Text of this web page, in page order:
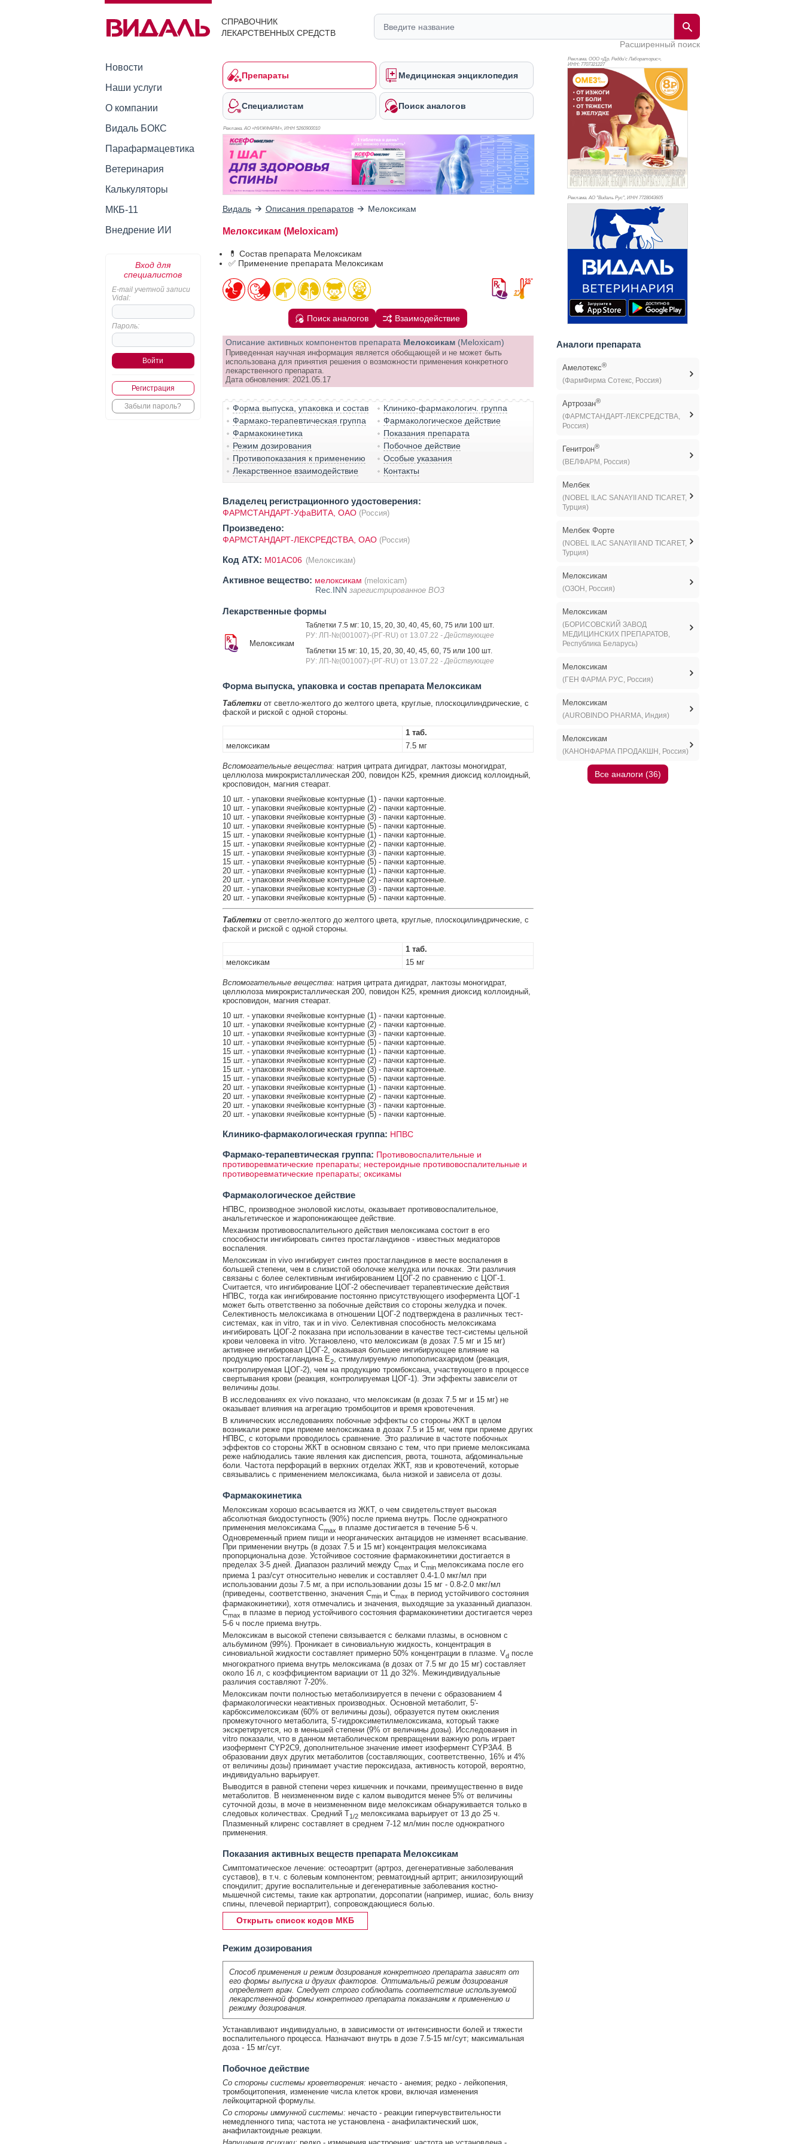
СПРАВОЧНИК
ЛЕКАРСТВЕННЫХ СРЕДСТВ
Расширенный поиск
Новости
Наши услуги
О компании
Видаль БОКС
Парафармацевтика
Ветеринария
Калькуляторы
МКБ-11
Внедрение ИИ
Вход для
специалистов
E-mail учетной записи
Vidal:
Пароль:
Регистрация
Забыли пароль?
Препараты Медицинская энциклопедия
Специалистам Поиск аналогов
Реклама. АО «НИЖФАРМ», ИНН 5260900010
Видаль Описания препаратов Мелоксикам
Мелоксикам (Meloxicam)
💊 Состав препарата Мелоксикам
✅ Применение препарата Мелоксикам
Поиск аналогов Взаимодействие
Описание активных компонентов препарата Мелоксикам (Meloxicam)
Приведенная научная информация является обобщающей и не может быть
использована для принятия решения о возможности применения конкретного
лекарственного препарата.
Дата обновления: 2021.05.17
Форма выпуска, упаковка и состав
Клинико-фармакологич. группа
Фармако-терапевтическая группа
Фармакологическое действие
Фармакокинетика
Показания препарата
Режим дозирования
Побочное действие
Противопоказания к применению
Особые указания
Лекарственное взаимодействие
Контакты
Владелец регистрационного удостоверения:
ФАРМСТАНДАРТ-УфаВИТА, ОАО (Россия)
Произведено:
ФАРМСТАНДАРТ-ЛЕКСРЕДСТВА, ОАО (Россия)
Код ATX: M01AC06 (Мелоксикам)
Активное вещество: мелоксикам (meloxicam)
Rec.INN зарегистрированное ВОЗ
Лекарственные формы
Мелоксикам
Таблетки 7.5 мг: 10, 15, 20, 30, 40, 45, 60, 75 или 100 шт.
РУ: ЛП-№(001007)-(РГ-RU) от 13.07.22 - Действующее
Таблетки 15 мг: 10, 15, 20, 30, 40, 45, 60, 75 или 100 шт.
РУ: ЛП-№(001007)-(РГ-RU) от 13.07.22 - Действующее
Форма выпуска, упаковка и состав препарата Мелоксикам
Таблеткиот светло-желтого до желтого цвета, круглые, плоскоцилиндрические, с
фаской и риской с одной стороны.
1 таб.
мелоксикам
7.5 мг
Вспомогательные вещества: натрия цитрата дигидрат, лактозы моногидрат,
целлюлоза микрокристаллическая 200, повидон К25, кремния диоксид коллоидный,
кросповидон, магния стеарат.
10 шт. - упаковки ячейковые контурные (1) - пачки картонные.
10 шт. - упаковки ячейковые контурные (2) - пачки картонные.
10 шт. - упаковки ячейковые контурные (3) - пачки картонные.
10 шт. - упаковки ячейковые контурные (5) - пачки картонные.
15 шт. - упаковки ячейковые контурные (1) - пачки картонные.
15 шт. - упаковки ячейковые контурные (2) - пачки картонные.
15 шт. - упаковки ячейковые контурные (3) - пачки картонные.
15 шт. - упаковки ячейковые контурные (5) - пачки картонные.
20 шт. - упаковки ячейковые контурные (1) - пачки картонные.
20 шт. - упаковки ячейковые контурные (2) - пачки картонные.
20 шт. - упаковки ячейковые контурные (3) - пачки картонные.
20 шт. - упаковки ячейковые контурные (5) - пачки картонные.
Таблеткиот светло-желтого до желтого цвета, круглые, плоскоцилиндрические, с
фаской и риской с одной стороны.
1 таб.
мелоксикам
15 мг
Вспомогательные вещества: натрия цитрата дигидрат, лактозы моногидрат,
целлюлоза микрокристаллическая 200, повидон К25, кремния диоксид коллоидный,
кросповидон, магния стеарат.
10 шт. - упаковки ячейковые контурные (1) - пачки картонные.
10 шт. - упаковки ячейковые контурные (2) - пачки картонные.
10 шт. - упаковки ячейковые контурные (3) - пачки картонные.
10 шт. - упаковки ячейковые контурные (5) - пачки картонные.
15 шт. - упаковки ячейковые контурные (1) - пачки картонные.
15 шт. - упаковки ячейковые контурные (2) - пачки картонные.
15 шт. - упаковки ячейковые контурные (3) - пачки картонные.
15 шт. - упаковки ячейковые контурные (5) - пачки картонные.
20 шт. - упаковки ячейковые контурные (1) - пачки картонные.
20 шт. - упаковки ячейковые контурные (2) - пачки картонные.
20 шт. - упаковки ячейковые контурные (3) - пачки картонные.
20 шт. - упаковки ячейковые контурные (5) - пачки картонные.
Клинико-фармакологическая группа: НПВС
Фармако-терапевтическая группа: Противовоспалительные и
противоревматические препараты; нестероидные противовоспалительные и
противоревматические препараты; оксикамы
Фармакологическое действие
НПВС, производное эноловой кислоты, оказывает противовоспалительное,
анальгетическое и жаропонижающее действие.
Механизм противовоспалительного действия мелоксикама состоит в его
способности ингибировать синтез простагландинов - известных медиаторов
воспаления.
Мелоксикам in vivo ингибирует синтез простагландинов в месте воспаления в
большей степени, чем в слизистой оболочке желудка или почках. Эти различия
связаны с более селективным ингибированием ЦОГ-2 по сравнению с ЦОГ-1.
Считается, что ингибирование ЦОГ-2 обеспечивает терапевтические действия
НПВС, тогда как ингибирование постоянно присутствующего изофермента ЦОГ-1
может быть ответственно за побочные действия со стороны желудка и почек.
Селективность мелоксикама в отношении ЦОГ-2 подтверждена в различных тест-
системах, как in vitro, так и in vivo. Селективная способность мелоксикама
ингибировать ЦОГ-2 показана при использовании в качестве тест-системы цельной
крови человека in vitro. Установлено, что мелоксикам (в дозах 7.5 мг и 15 мг)
активнее ингибировал ЦОГ-2, оказывая большее ингибирующее влияние на
продукцию простагландина E2, стимулируемую липополисахаридом (реакция,
контролируемая ЦОГ-2), чем на продукцию тромбоксана, участвующего в процессе
свертывания крови (реакция, контролируемая ЦОГ-1). Эти эффекты зависели от
величины дозы.
В исследованиях ex vivo показано, что мелоксикам (в дозах 7.5 мг и 15 мг) не
оказывает влияния на агрегацию тромбоцитов и время кровотечения.
В клинических исследованиях побочные эффекты со стороны ЖКТ в целом
возникали реже при приеме мелоксикама в дозах 7.5 и 15 мг, чем при приеме других
НПВС, с которыми проводилось сравнение. Это различие в частоте побочных
эффектов со стороны ЖКТ в основном связано с тем, что при приеме мелоксикама
реже наблюдались такие явления как диспепсия, рвота, тошнота, абдоминальные
боли. Частота перфораций в верхних отделах ЖКТ, язв и кровотечений, которые
связывались с применением мелоксикама, была низкой и зависела от дозы.
Фармакокинетика
Мелоксикам хорошо всасывается из ЖКТ, о чем свидетельствует высокая
абсолютная биодоступность (90%) после приема внутрь. После однократного
применения мелоксикама Cmax в плазме достигается в течение 5-6 ч.
Одновременный прием пищи и неорганических антацидов не изменяет всасывание.
При применении внутрь (в дозах 7.5 и 15 мг) концентрация мелоксикама
пропорциональна дозе. Устойчивое состояние фармакокинетики достигается в
пределах 3-5 дней. Диапазон различий между Cmax и Cmin мелоксикама после его
приема 1 раз/сут относительно невелик и составляет 0.4-1.0 мкг/мл при
использовании дозы 7.5 мг, а при использовании дозы 15 мг - 0.8-2.0 мкг/мл
(приведены, соответственно, значения Cmin и Cmax в период устойчивого состояния
фармакокинетики), хотя отмечались и значения, выходящие за указанный диапазон.
Cmax в плазме в период устойчивого состояния фармакокинетики достигается через
5-6 ч после приема внутрь.
Мелоксикам в высокой степени связывается с белками плазмы, в основном с
альбумином (99%). Проникает в синовиальную жидкость, концентрация в
синовиальной жидкости составляет примерно 50% концентрации в плазме. Vdпосле
многократного приема внутрь мелоксикама (в дозах от 7.5 мг до 15 мг) составляет
около 16 л, с коэффициентом вариации от 11 до 32%. Межиндивидуальные
различия составляют 7-20%.
Мелоксикам почти полностью метаболизируется в печени с образованием 4
фармакологически неактивных производных. Основной метаболит, 5'-
карбоксимелоксикам (60% от величины дозы), образуется путем окисления
промежуточного метаболита, 5'-гидроксиметилмелоксикама, который также
экскретируется, но в меньшей степени (9% от величины дозы). Исследования in
vitro показали, что в данном метаболическом превращении важную роль играет
изофермент CYP2C9, дополнительное значение имеет изофермент CYP3A4. В
образовании двух других метаболитов (составляющих, соответственно, 16% и 4%
от величины дозы) принимает участие пероксидаза, активность которой, вероятно,
индивидуально варьирует.
Выводится в равной степени через кишечник и почками, преимущественно в виде
метаболитов. В неизмененном виде с калом выводится менее 5% от величины
суточной дозы, в моче в неизмененном виде мелоксикам обнаруживается только в
следовых количествах. Средний T1/2мелоксикама варьирует от 13 до 25 ч.
Плазменный клиренс составляет в среднем 7-12 мл/мин после однократного
применения.
Показания активных веществ препарата Мелоксикам
Симптоматическое лечение: остеоартрит (артроз, дегенеративные заболевания
суставов), в т.ч. с болевым компонентом; ревматоидный артрит; анкилозирующий
спондилит; другие воспалительные и дегенеративные заболевания костно-
мышечной системы, такие как артропатии, дорсопатии (например, ишиас, боль внизу
спины, плечевой периартрит), сопровождающиеся болью.
Открыть список кодов МКБ
Режим дозирования
Способ применения и режим дозирования конкретного препарата зависят от
его формы выпуска и других факторов. Оптимальный режим дозирования
определяет врач. Следует строго соблюдать соответствие используемой
лекарственной формы конкретного препарата показаниям к применению и
режиму дозирования.
Устанавливают индивидуально, в зависимости от интенсивности болей и тяжести
воспалительного процесса. Назначают внутрь в дозе 7.5-15 мг/сут; максимальная
доза - 15 мг/сут.
Побочное действие
Со стороны системы кроветворения: нечасто - анемия; редко - лейкопения,
тромбоцитопения, изменение числа клеток крови, включая изменения
лейкоцитарной формулы.
Со стороны иммунной системы: нечасто - реакции гиперчувствительности
немедленного типа; частота не установлена - анафилактический шок,
анафилактоидные реакции.
Реклама. ООО «Др. Редди’с Лабораторис»,
ИНН: 7707321227
Реклама. АО "Видаль Рус", ИНН 7728043605
Аналоги препарата
Амелотекс®
(ФармФирма Сотекс, Россия)
Артрозан®
(ФАРМСТАНДАРТ-ЛЕКСРЕДСТВА,
Россия)
Генитрон®
(ВЕЛФАРМ, Россия)
Мелбек
(NOBEL ILAC SANAYII AND TICARET,
Турция)
Мелбек Форте
(NOBEL ILAC SANAYII AND TICARET,
Турция)
Мелоксикам
(ОЗОН, Россия)
Мелоксикам
(БОРИСОВСКИЙ ЗАВОД
МЕДИЦИНСКИХ ПРЕПАРАТОВ,
Республика Беларусь)
Мелоксикам
(ГЕН ФАРМА РУС, Россия)
Мелоксикам
(AUROBINDO PHARMA, Индия)
Мелоксикам
(КАНОНФАРМА ПРОДАКШН, Россия)
Все аналоги (36)